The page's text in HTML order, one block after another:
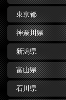
東京都
神奈川県
新潟県
富山県
石川県